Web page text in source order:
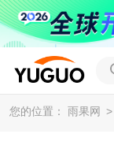
您的位置： 雨果网